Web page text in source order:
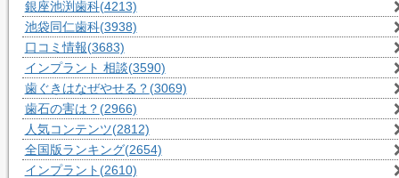
銀座池渕歯科(4213)
池袋同仁歯科(3938)
口コミ情報(3683)
インプラント 相談(3590)
歯ぐきはなぜやせる？ (3069)
歯石の害は？ (2966)
人気コンテンツ(2812)
全国版ランキング(2654)
インプラント (2610)